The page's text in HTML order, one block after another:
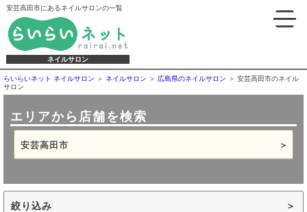
安芸高田市にあるネイルサロンの一覧
ネイルサロン
らいらいネット ネイルサロン ネイルサロン 広島県のネイルサロン
安芸高田市のネイル
サロン
エリアから店舗を検索
安芸高田市
絞り込み